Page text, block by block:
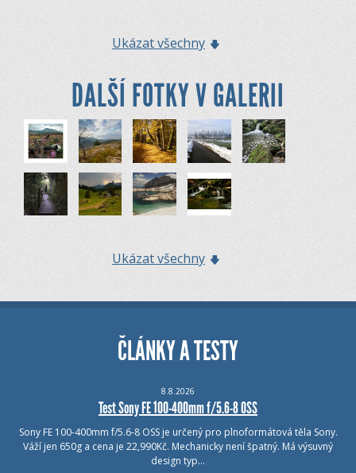
Ukázat všechny
DALŠÍ FOTKY V GALERII
Ukázat všechny
ČLÁNKY A TESTY
8.8.2026
Test Sony FE 100-400mm f/5.6-8 OSS
Sony FE 100-400mm f/5.6-8 OSS je určený pro plnoformátová těla Sony.
Váží jen 650g a cena je 22,990Kč. Mechanicky není špatný. Má výsuvný
design typ…